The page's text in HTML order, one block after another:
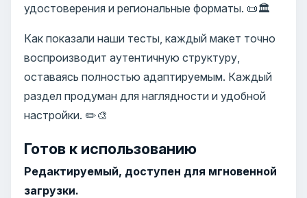
удостоверения и региональные форматы. 📜🏛️
Как показали наши тесты, каждый макет точно
воспроизводит аутентичную структуру,
оставаясь полностью адаптируемым. Каждый
раздел продуман для наглядности и удобной
настройки. ✏️🎨
Готов к использованию
Редактируемый, доступен для мгновенной
загрузки.